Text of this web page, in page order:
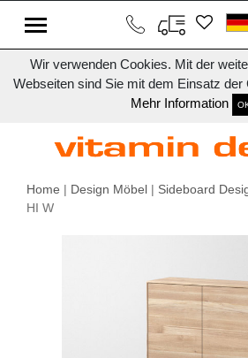
Wir verwenden Cookies. Mit der
Webseiten sind Sie mit dem Einsatz der
Mehr Information
Home | Design Möbel | Sideboard
HI W